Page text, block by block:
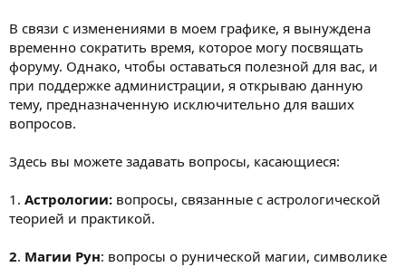
В связи с изменениями в моем графике, я вынуждена
временно сократить время, которое могу посвящать
форуму. Однако, чтобы оставаться полезной для вас, и
при поддержке администрации, я открываю данную
тему, предназначенную исключительно для ваших
вопросов.
Здесь вы можете задавать вопросы, касающиеся:
1. Астрологии: вопросы, связанные с астрологической
теорией и практикой.
2. Магии Рун: вопросы о рунической магии, символике